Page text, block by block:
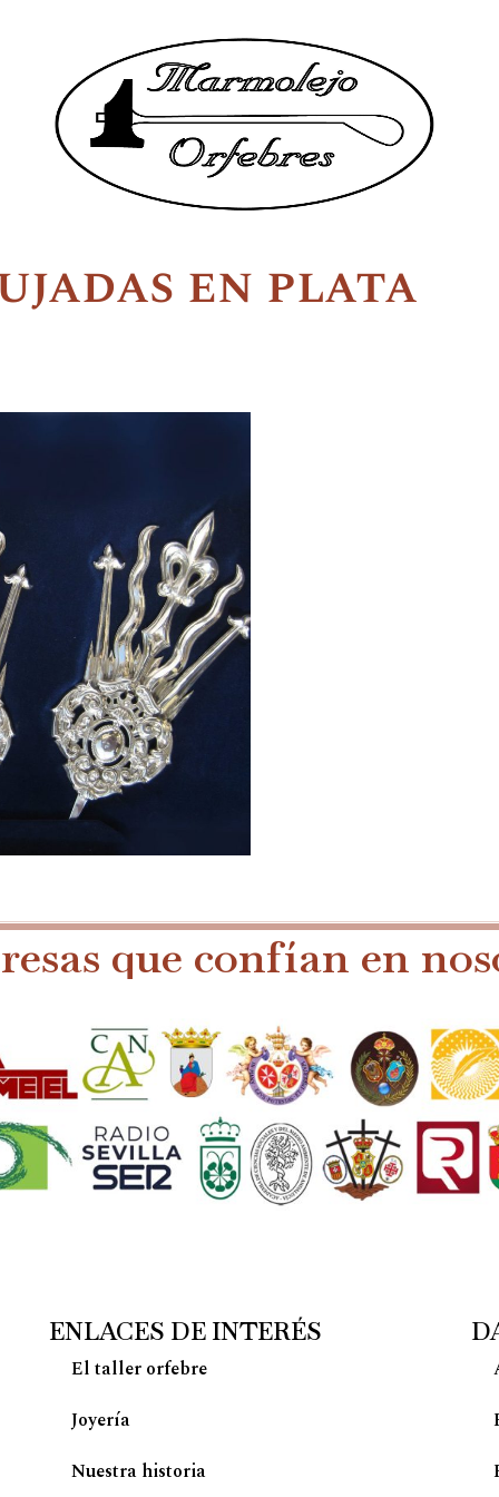
en plata
que confían en
ENLACES DE INTERÉS
El taller orfebre
Joyería
Nuestra historia